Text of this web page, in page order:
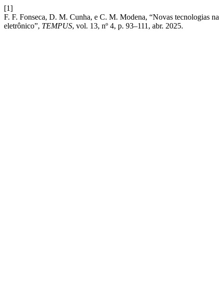
[1]
F. F. Fonseca, D. M. Cunha, e C. M. Modena, “Novas tecnologias
eletrônico”, TEMPUS, vol. 13, nº 4, p. 93–111, abr. 2025.